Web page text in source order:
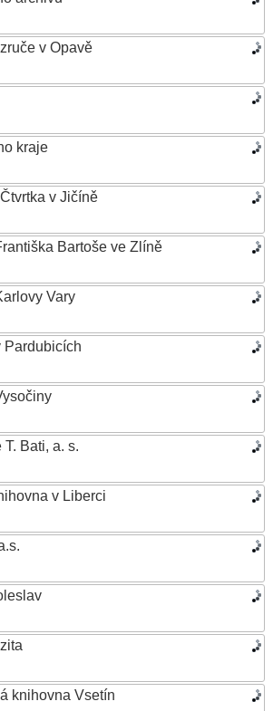
v Opavě
kraje
v Jičíně
Bartoše ve Zlíně
Vary
Pardubicích
Bati, a. s.
v Liberci
knihovna Vsetín